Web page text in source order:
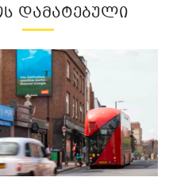
ᲓᲐᲛᲐᲢᲔᲑᲣᲚᲘ